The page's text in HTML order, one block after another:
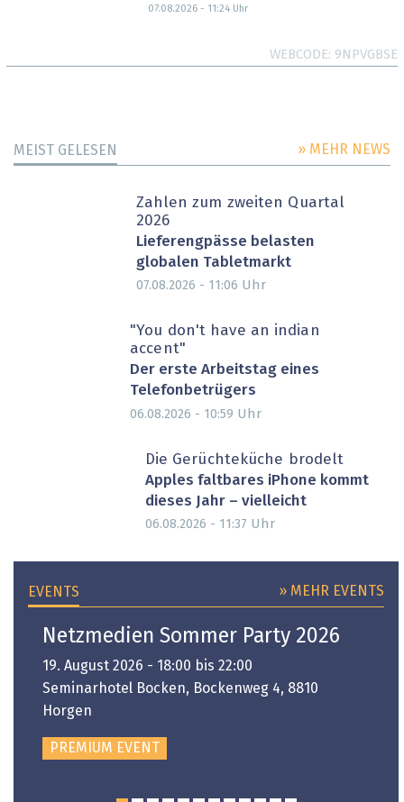
07.08.2026 - 11:24Uhr
WEBCODE 9NPVGBSE
MEIST GELESEN » MEHR NEWS
Zahlen zum zweiten Quartal
2026
Lieferengpässe belasten
globalen Tabletmarkt
07.08.2026 - 11:06 Uhr
"You don't have an indian
accent"
Der erste Arbeitstag eines
Telefonbetrügers
06.08.2026 - 10:59 Uhr
Die Gerüchteküche brodelt
Apples faltbares iPhone kommt
dieses Jahr – vielleicht
06.08.2026 - 11:37 Uhr
EVENTS » MEHR EVENTS
Netzmedien Sommer Party 2026
19. August 2026 - 18:00 bis 22:00
Seminarhotel Bocken, Bockenweg 4, 8810
Horgen
PREMIUM EVENT